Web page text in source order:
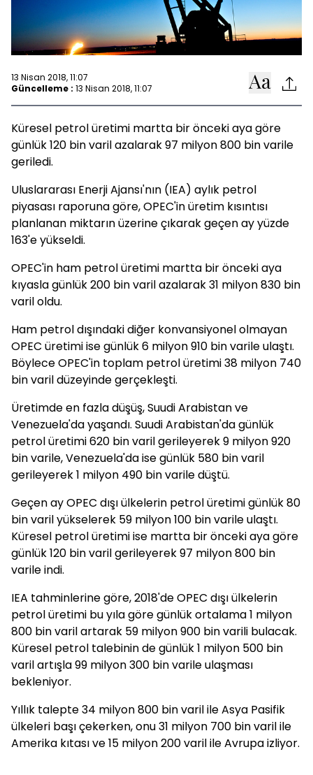
13 Nisan 2018, 11:07
Güncelleme : 13 Nisan 2018, 11:07
Küresel petrol üretimi martta bir önceki aya göre
günlük 120 bin varil azalarak 97 milyon 800 bin varile
geriledi.
Uluslararası Enerji Ajansı'nın (IEA) aylık petrol
piyasası raporuna göre, OPEC'in üretim kısıntısı
planlanan miktarın üzerine çıkarak geçen ay yüzde
163'e yükseldi.
OPEC'in ham petrol üretimi martta bir önceki aya
kıyasla günlük 200 bin varil azalarak 31 milyon 830 bin
varil oldu.
Ham petrol dışındaki diğer konvansiyonel olmayan
OPEC üretimi ise günlük 6 milyon 910 bin varile ulaştı.
Böylece OPEC'in toplam petrol üretimi 38 milyon 740
bin varil düzeyinde gerçekleşti.
Üretimde en fazla düşüş, Suudi Arabistan ve
Venezuela'da yaşandı. Suudi Arabistan'da günlük
petrol üretimi 620 bin varil gerileyerek 9 milyon 920
bin varile, Venezuela'da ise günlük 580 bin varil
gerileyerek 1 milyon 490 bin varile düştü.
Geçen ay OPEC dışı ülkelerin petrol üretimi günlük 80
bin varil yükselerek 59 milyon 100 bin varile ulaştı.
Küresel petrol üretimi ise martta bir önceki aya göre
günlük 120 bin varil gerileyerek 97 milyon 800 bin
varile indi.
IEA tahminlerine göre, 2018'de OPEC dışı ülkelerin
petrol üretimi bu yıla göre günlük ortalama 1 milyon
800 bin varil artarak 59 milyon 900 bin varili bulacak.
Küresel petrol talebinin de günlük 1 milyon 500 bin
varil artışla 99 milyon 300 bin varile ulaşması
bekleniyor.
Yıllık talepte 34 milyon 800 bin varil ile Asya Pasifik
ülkeleri başı çekerken, onu 31 milyon 700 bin varil ile
Amerika kıtası ve 15 milyon 200 varil ile Avrupa izliyor.